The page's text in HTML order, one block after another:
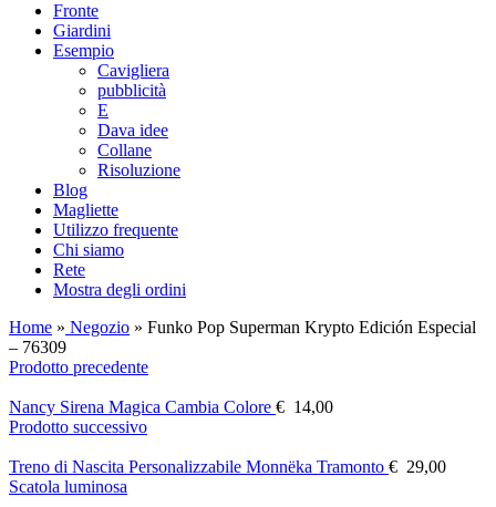
Fronte
Giardini
Esempio
Cavigliera
pubblicità
E
Dava idee
Collane
Risoluzione
Blog
Magliette
Utilizzo frequente
Chi siamo
Rete
Mostra degli ordini
Home » Negozio » Funko Pop Superman Krypto Edición Especial
– 76309
Prodotto precedente
Nancy Sirena Magica Cambia Colore € 14,00
Prodotto successivo
Treno di Nascita Personalizzabile Monnëka Tramonto € 29,00
Scatola luminosa